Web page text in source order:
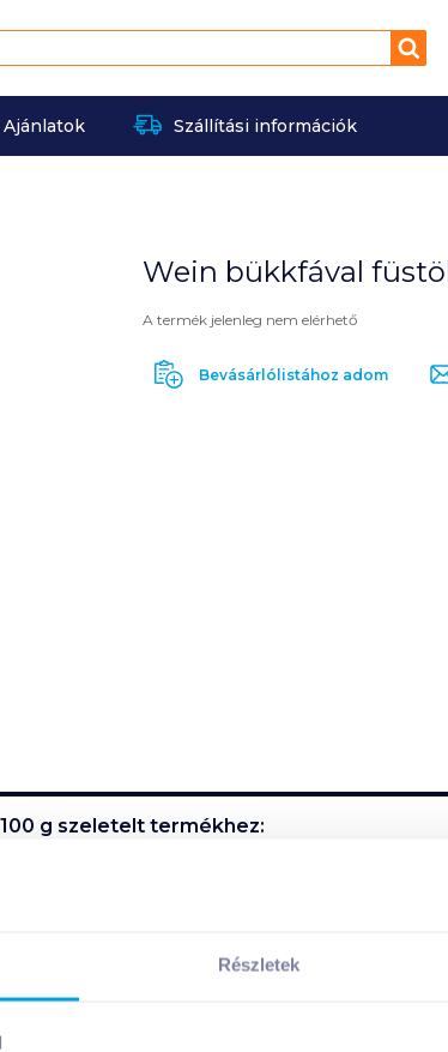
Részletek
Ajánlatok Szállítási információk
Wein bükkfával
A termék jelenleg nem elérhető
Bevásárlólistához adom
g szeletelt termékhez:
Csökkentett zsírtartalomú, 30%-